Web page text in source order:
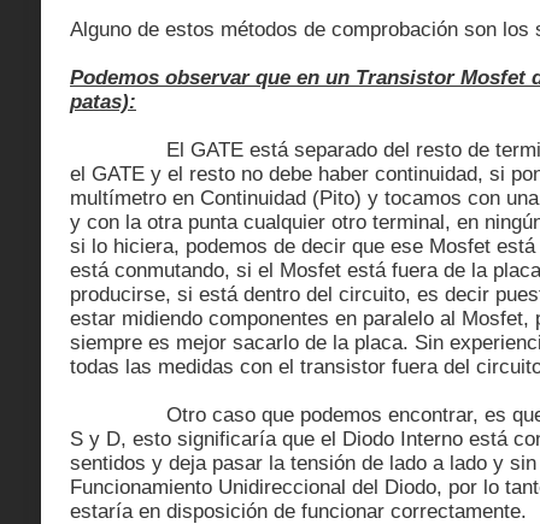
Alguno de estos métodos de comprobación son los
Podemos observar que en un Transistor Mosfet
patas):
El GATE está separado del resto de
el GATE y el resto no debe haber continuidad, si
multímetro en Continuidad (Pito) y tocamos con
y con la otra punta cualquier otro terminal, en
si lo hiciera, podemos de decir que ese Mosfet
está conmutando, si el Mosfet está fuera de la
producirse, si está dentro del circuito, es decir
estar midiendo componentes en paralelo al Mosfet,
siempre es mejor sacarlo de la placa. Sin
todas las medidas con el transistor fuera del
Otro caso que podemos encontrar, es que
S y D, esto significaría que el Diodo Interno está
sentidos y deja pasar la tensión de lado a lado y
Funcionamiento Unidireccional del Diodo, por lo
estaría en disposición de funcionar correctamente.